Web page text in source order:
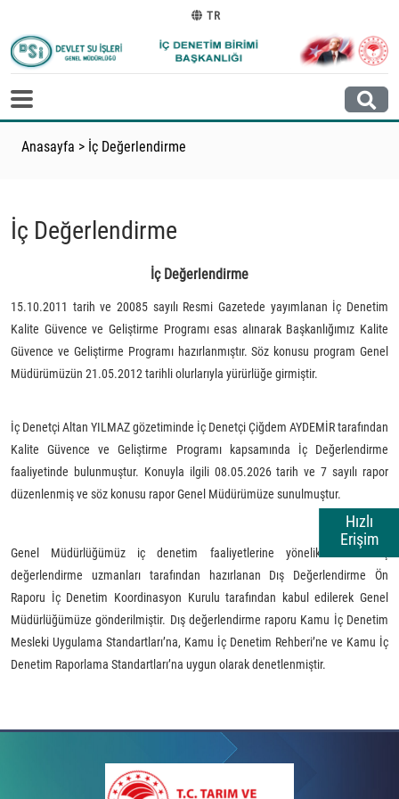
Hızlı
Erişim
TR
Anasayfa > İç Değerlendirme
İç Değerlendirme
İç Değerlendirme
15.10.2011 tarih ve 20085 sayılı Resmi Gazetede yayımlanan İç Denetim
Kalite Güvence ve Geliştirme Programı esas alınarak Başkanlığımız Kalite
Güvence ve Geliştirme Programı hazırlanmıştır. Söz konusu program Genel
Müdürümüzün 21.05.2012 tarihli olurlarıyla yürürlüğe girmiştir.
İç Denetçi Altan YILMAZ gözetiminde İç Denetçi Çiğdem AYDEMİR tarafından
Kalite Güvence ve Geliştirme Programı kapsamında İç Değerlendirme
faaliyetinde bulunmuştur. Konuyla ilgili 08.05.2026 tarih ve 7 sayılı rapor
düzenlenmiş ve söz konusu rapor Genel Müdürümüze sunulmuştur.
Genel Müdürlüğümüz iç denetim faaliyetlerine yönelik olarak dış
değerlendirme uzmanları tarafından hazırlanan Dış Değerlendirme Ön
Raporu İç Denetim Koordinasyon Kurulu tarafından kabul edilerek Genel
Müdürlüğümüze gönderilmiştir. Dış değerlendirme raporu Kamu İç Denetim
Mesleki Uygulama Standartları’na, Kamu İç Denetim Rehberi’ne ve Kamu İç
Denetim Raporlama Standartları’na uygun olarak denetlenmiştir.